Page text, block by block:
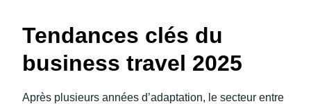
Tendances clés du
business travel 2025
Après plusieurs années d’adaptation, le secteur entre